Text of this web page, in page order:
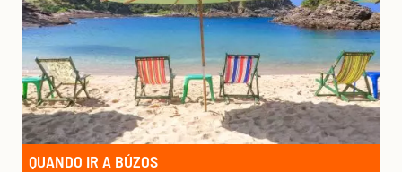
QUANDO IR A BÚZOS